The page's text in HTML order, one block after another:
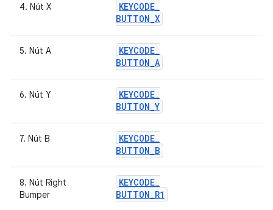
4. Nút X KEYCODE_
BUTTON_X
5. Nút A KEYCODE_
BUTTON_A
6. Nút Y KEYCODE_
BUTTON_Y
7. Nút B KEYCODE_
BUTTON_B
8. Nút Right
Bumper
KEYCODE_
BUTTON_R1